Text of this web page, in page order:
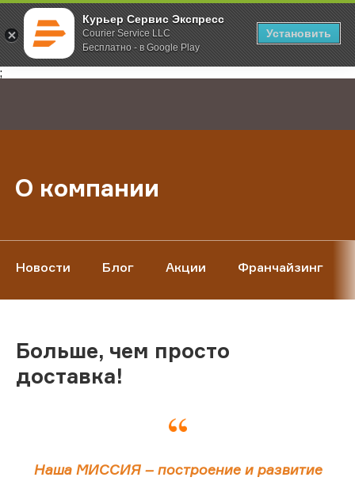
Курьер Сервис Экспресс
Courier Service LLC
Бесплатно - в Google Play
Установить
;
Главная О компании
О компании
Новости Блог Акции Франчайзинг
Больше, чем просто
доставка!
Наша МИССИЯ – построение и развитие